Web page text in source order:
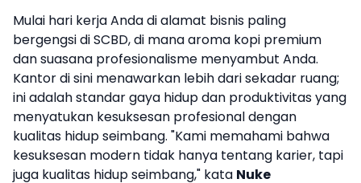
Mulai hari kerja Anda di alamat bisnis paling
bergengsi di SCBD, di mana aroma kopi premium
dan suasana profesionalisme menyambut Anda.
Kantor di sini menawarkan lebih dari sekadar ruang;
ini adalah standar gaya hidup dan produktivitas yang
menyatukan kesuksesan profesional dengan
kualitas hidup seimbang. "Kami memahami bahwa
kesuksesan modern tidak hanya tentang karier, tapi
juga kualitas hidup seimbang," kata Nuke